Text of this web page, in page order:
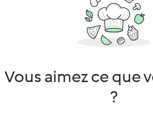
Vous aimez ce que
?